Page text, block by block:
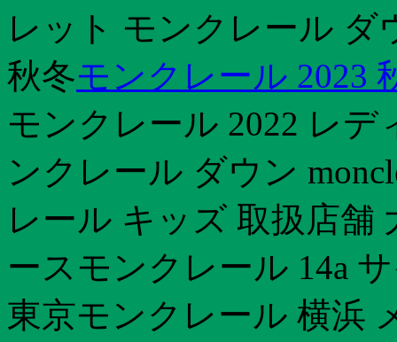
レット モンクレール ダ
秋冬モンクレール 2023
モンクレール 2022 レ
ンクレール ダウン
レール キッズ 取扱店舗
ースモンクレール 14a
東京モンクレール 横浜